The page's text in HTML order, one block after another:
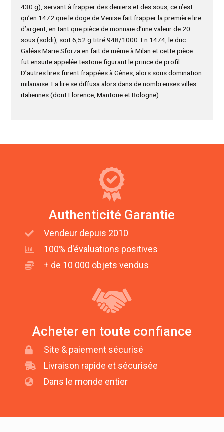
430 g), servant à frapper des deniers et des sous, ce n’est
qu’en 1472 que le doge de Venise fait frapper la première lire
d’argent, en tant que pièce de monnaie d’une valeur de 20
sous (soldi), soit 6,52 g titré 948/1000. En 1474, le duc
Galéas Marie Sforza en fait de même à Milan et cette pièce
fut ensuite appelée testone figurant le prince de profil.
D’autres lires furent frappées à Gênes, alors sous domination
milanaise. La lire se diffusa alors dans de nombreuses villes
italiennes (dont Florence, Mantoue et Bologne).
Authenticité Garantie
Vendeur depuis 2010
100% d'évaluations positives
+ de 10 000 objets vendus
Acheter en toute confiance
Site & paiement sécurisé
Livraison rapide et sécurisée
Dans le monde entier